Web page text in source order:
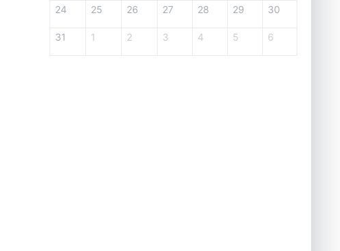
24 25 26 27 28 29 30
31 1 2 3 4 5 6